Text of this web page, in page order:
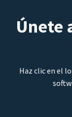
Únete
Haz clic en el